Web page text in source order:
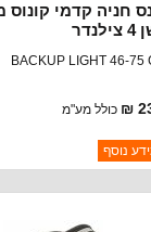
חניה קדמי קונוס
BACKUP LIGHT 46-75
כולל מע"מ
12406.01
OMIX-ADA
נוסף